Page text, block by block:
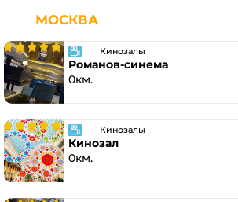
МОСКВА
Кинозалы
Романов-синема
0км.
Кинозалы
Кинозал
0км.